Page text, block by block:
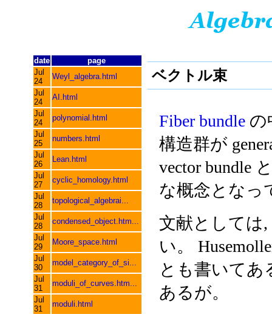
date
page
Jul
24
Weyl_algebra.html
Jul
24
AI.html
Jul
24
polynomial.html
Jul
25
numbers.html
Jul
26
Lean.html
Jul
27
cyclic_homology.html
Jul
28
topological_algebrai...
Jul
28
condensed_object.htm...
Jul
29
Moore_space.html
Jul
30
model_category_of_si...
Jul
31
moduli_of_curves.htm...
Jul
31
moduli.html
ベクトル束
Fiber bundle の
構造群が
vector bundle
な概念となっ
文献としては
い。
とも書いてあ
あるが。